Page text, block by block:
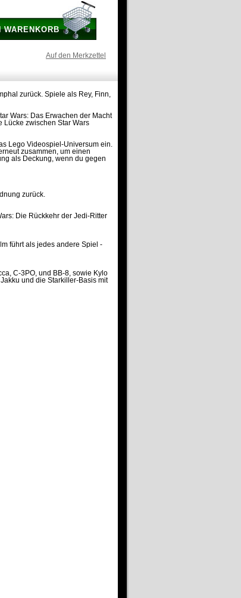
WARENKORB
Auf den Merkzettel
zurück. Spiele als Rey, Finn,
Wars: Das Erwachen der Macht
Lücke zwischen Star Wars
Lego Videospiel-Universum ein.
zusammen, um einen
als Deckung, wenn du gegen
zurück.
Die Rückkehr der Jedi-Ritter
führt als jedes andere Spiel -
C-3PO, und BB-8, sowie Kylo
und die Starkiller-Basis mit